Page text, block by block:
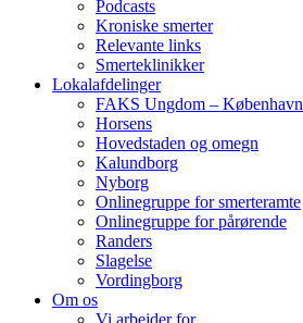
Podcasts
Kroniske smerter
Relevante links
Smerteklinikker
Lokalafdelinger
FAKS Ungdom – København
Horsens
Hovedstaden og omegn
Kalundborg
Nyborg
Onlinegruppe for smerteramte
Onlinegruppe for pårørende
Randers
Slagelse
Vordingborg
Om os
Vi arbejder for